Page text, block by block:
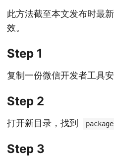
此方法截至本文发布时最
效。
Step 1
复制一份微信开发者工具
Step 2
打开新目录，找到
Step 3